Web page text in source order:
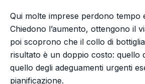
Qui molte imprese perdono tempo
Chiedono l’aumento, ottengono il
poi scoprono che il collo di
risultato è un doppio costo: quello
quello degli adeguamenti urgenti
pianificazione.